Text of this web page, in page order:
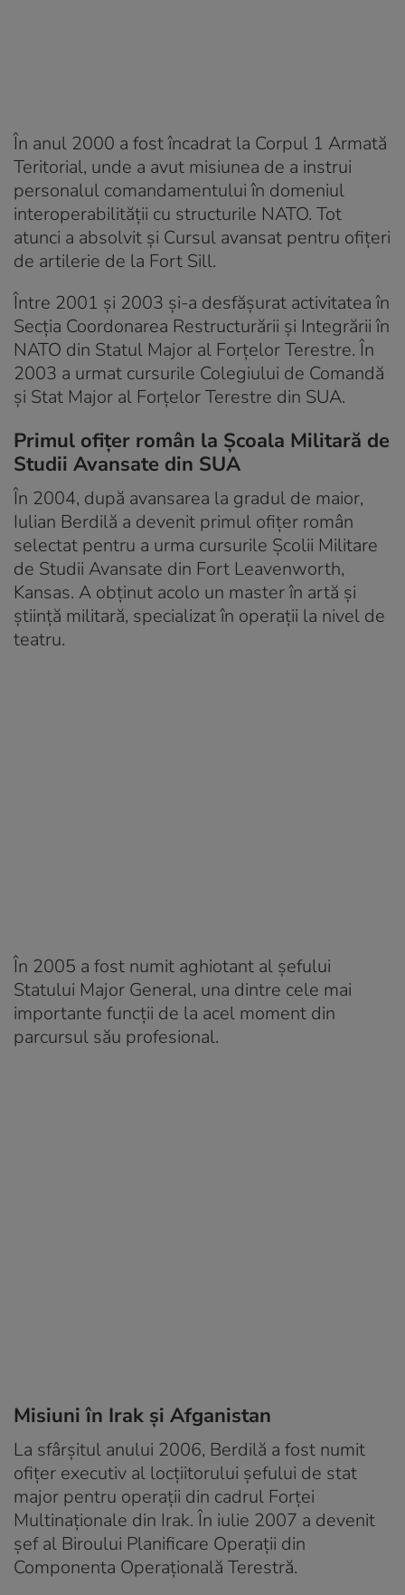
În anul 2000 a fost încadrat la Corpul 1 Armată
Teritorial, unde a avut misiunea de a instrui
personalul comandamentului în domeniul
interoperabilității cu structurile NATO. Tot
atunci a absolvit și Cursul avansat pentru ofițeri
de artilerie de la Fort Sill.
Între 2001 și 2003 și-a desfășurat activitatea în
Secția Coordonarea Restructurării și Integrării în
NATO din Statul Major al Forțelor Terestre. În
2003 a urmat cursurile Colegiului de Comandă
și Stat Major al Forțelor Terestre din SUA.
Primul ofițer român la Școala Militară de
Studii Avansate din SUA
În 2004, după avansarea la gradul de maior,
Iulian Berdilă a devenit primul ofițer român
selectat pentru a urma cursurile Școlii Militare
de Studii Avansate din Fort Leavenworth,
Kansas. A obținut acolo un master în artă și
știință militară, specializat în operații la nivel de
teatru.
În 2005 a fost numit aghiotant al șefului
Statului Major General, una dintre cele mai
importante funcții de la acel moment din
parcursul său profesional.
Misiuni în Irak și Afganistan
La sfârșitul anului 2006, Berdilă a fost numit
ofițer executiv al locțiitorului șefului de stat
major pentru operații din cadrul Forței
Multinaționale din Irak. În iulie 2007 a devenit
șef al Biroului Planificare Operații din
Componenta Operațională Terestră.